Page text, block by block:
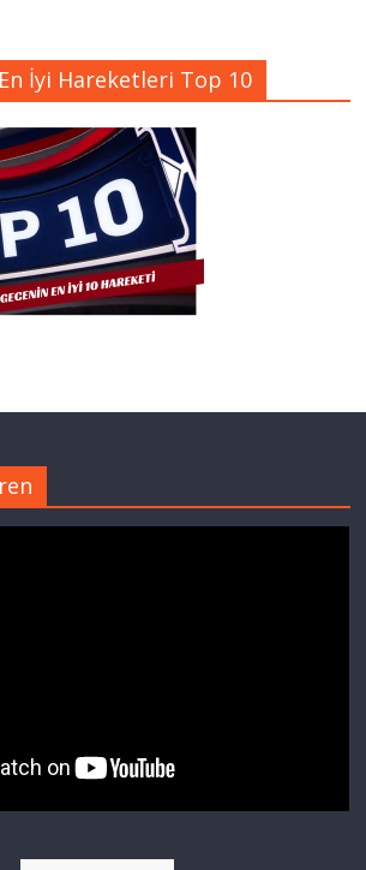
İyi Hareketleri Top 10